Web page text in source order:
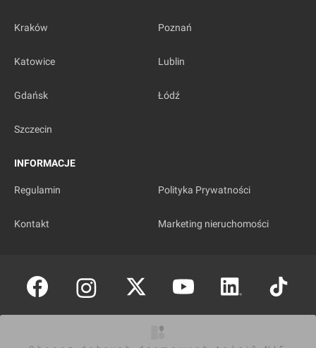
Kraków Poznań
Katowice Lublin
Gdańsk Łódź
Szczecin
INFORMACJE
Regulamin Polityka Prywatności
Kontakt Marketing nieruchomości